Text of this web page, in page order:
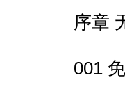
006
007
序章
001